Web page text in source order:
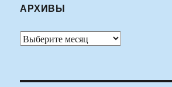
АРХИВЫ
Архивы